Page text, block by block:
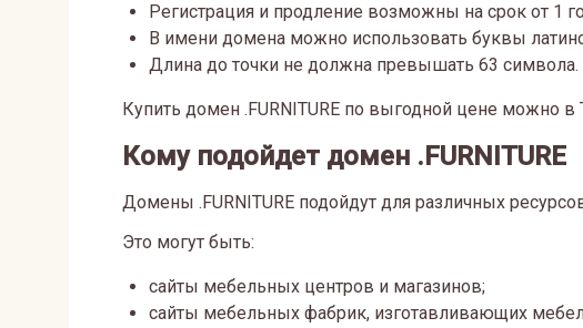
Регистрация и продление возможны на срок от 1
В имени домена можно использовать буквы
Длина до точки не должна превышать 63 символа.
Купить домен .FURNITURE по выгодной цене можно в
Кому подойдет домен .FURNITURE
Домены .FURNITURE подойдут для различных
Это могут быть:
сайты мебельных центров и магазинов;
сайты мебельных фабрик, изготавливающих